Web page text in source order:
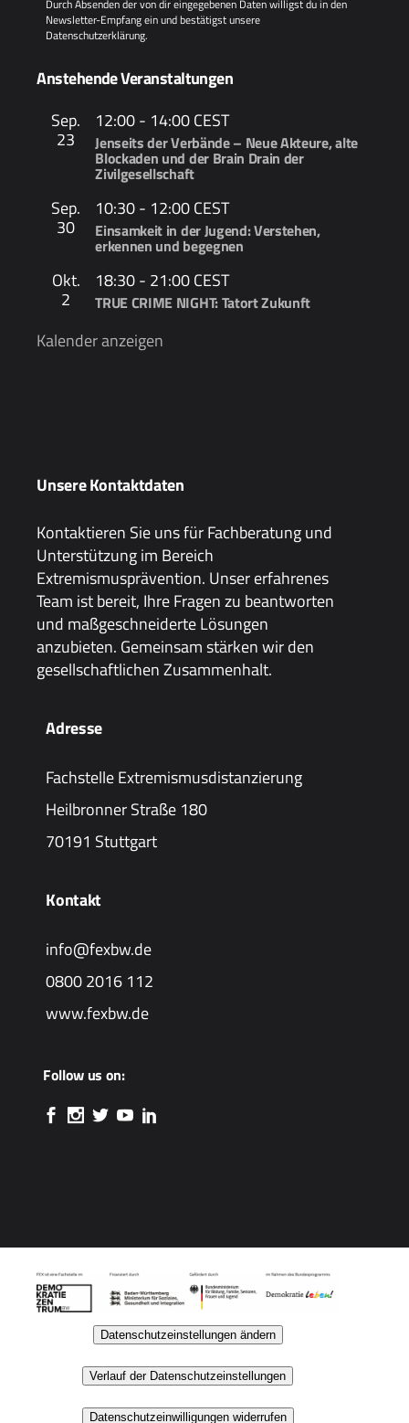
Durch Absenden der von dir eingegebenen Daten willigst du in den
Newsletter-Empfang ein und bestätigst unsere
Datenschutzerklärung.
Unsere Kontaktdaten
Kontaktieren Sie uns für Fachberatung und
Unterstützung im Bereich
Extremismusprävention. Unser erfahrenes
Team ist bereit, Ihre Fragen zu beantworten
und maßgeschneiderte Lösungen
anzubieten. Gemeinsam stärken wir den
gesellschaftlichen Zusammenhalt.
Adresse
Fachstelle Extremismusdistanzierung
Heilbronner Straße 180
70191 Stuttgart
Kontakt
info@fexbw.de
0800 2016 112
www.fexbw.de
Follow us on:
Anstehende Veranstaltungen
Sep.
23
12:00- 14:00CEST
Jenseits der Verbände – Neue Akteure, alte
Blockaden und der Brain Drain der
Zivilgesellschaft
Sep.
30
10:30- 12:00CEST
Einsamkeit in der Jugend: Verstehen,
erkennen und begegnen
Okt.
2
18:30- 21:00CEST
TRUE CRIME NIGHT: Tatort Zukunft
Kalender anzeigen
Datenschutzeinstellungen ändern
Verlauf der Datenschutzeinstellungen
Datenschutzeinwilligungen widerrufen